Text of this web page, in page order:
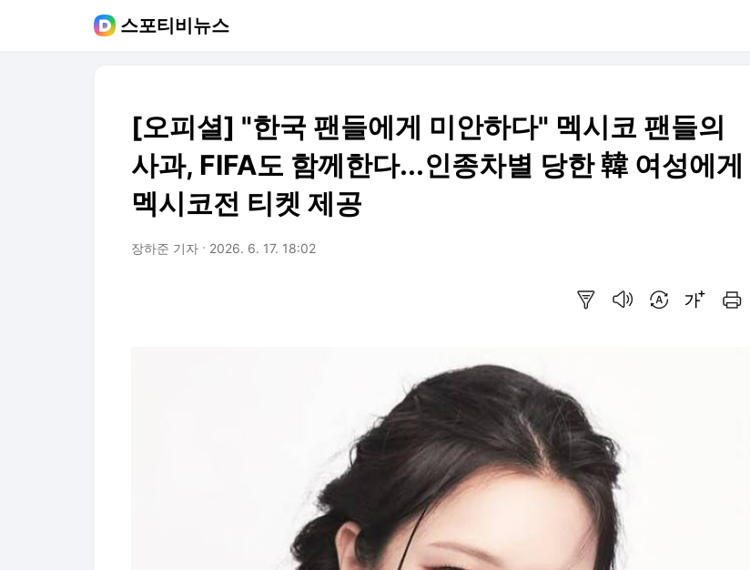
스포티비뉴스
[오피셜] "한국 팬들에게 미안하다" 멕시코 팬들의
사과, FIFA도 함께한다...인종차별 당한 韓 여성에게
멕시코전 티켓 제공
장하준 기자 2026. 6. 17. 18:02